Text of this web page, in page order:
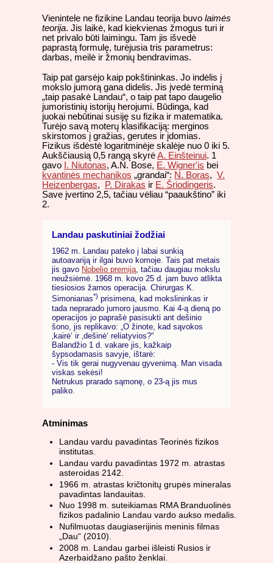
Vienintele ne fizikine Landau teorija buvo laimės
teorija. Jis laikė, kad kiekvienas žmogus turi ir
net privalo būti laimingu. Tam jis išvedė
paprastą formulę, turėjusia tris parametrus:
darbas, meilė ir žmonių bendravimas.
Taip pat garsėjo kaip pokštininkas. Jo indėlis į
mokslo jumorą gana didelis. Jis įvedė terminą
„taip pasakė Landau“, o taip pat tapo daugelio
jumoristinių istorijų herojumi. Būdinga, kad
juokai nebūtinai susiję su fizika ir matematika.
Turėjo savą moterų klasifikaciją: merginos
skirstomos į gražias, gerutes ir įdomias.
Fizikus išdėstė logaritminėje skalėje nuo 0 iki 5.
Aukščiausią 0,5 rangą skyrėA. Einšteinui. 1
gavo I. Niutonas, A.N. Bose, E. Wigner'is bei
kvantinės mechanikos „grandai“: N. Boras, V.
Heizenbergas, P. Dirakas ir E. Šriodingeris.
Save įvertino 2,5, tačiau vėliau “paaukštino” iki
2.
Landau paskutiniai žodžiai
1962 m. Landau pateko į labai sunkią
autoavariją ir ilgai buvo komoje. Tais pat metais
jis gavo Nobelio premiją, tačiau daugiau mokslu
neužsiėmė. 1968 m. kovo 25 d. jam buvo atlikta
tiesiosios žarnos operacija. Chirurgas K.
Simonianas*) prisimena, kad mokslininkas ir
tada neprarado jumoro jausmo. Kai 4-ą dieną po
operacijos jo paprašė pasisukti ant dešinio
šono, jis replikavo: „O žinote, kad sąvokos
‚kairė‘ ir ‚dešinė‘ reliatyvios?“
Balandžio 1 d. vakare jis, kažkaip
šypsodamasis savyje, ištarė:
- Vis tik gerai nugyvenau gyvenimą. Man visada
viskas sekėsi!
Netrukus prarado sąmonę, o 23-ą jis mus
paliko.
Atminimas
Landau vardu pavadintas Teorinės fizikos
institutas.
Landau vardu pavadintas 1972 m. atrastas
asteroidas 2142.
1966 m. atrastas kričtonitų grupės mineralas
pavadintas landauitas.
Nuo 1998 m. suteikiamas RMA Branduolinės
fizikos padalinio Landau vardo aukso medalis.
Nufilmuotas daugiaserijinis meninis filmas
„Dau“ (2010).
2008 m. Landau garbei išleisti Rusios ir
Azerbaidžano pašto ženklai.